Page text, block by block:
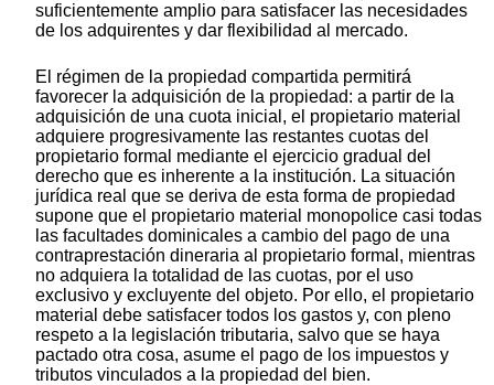
suficientemente amplio para satisfacer las necesidades
de los adquirentes y dar flexibilidad al mercado.
El régimen de la propiedad compartida permitirá
favorecer la adquisición de la propiedad: a partir de la
adquisición de una cuota inicial, el propietario material
adquiere progresivamente las restantes cuotas del
propietario formal mediante el ejercicio gradual del
derecho que es inherente a la institución. La situación
jurídica real que se deriva de esta forma de propiedad
supone que el propietario material monopolice casi todas
las facultades dominicales a cambio del pago de una
contraprestación dineraria al propietario formal, mientras
no adquiera la totalidad de las cuotas, por el uso
exclusivo y excluyente del objeto. Por ello, el propietario
material debe satisfacer todos los gastos y, con pleno
respeto a la legislación tributaria, salvo que se haya
pactado otra cosa, asume el pago de los impuestos y
tributos vinculados a la propiedad del bien.